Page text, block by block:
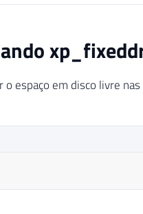
espaço em disco livre